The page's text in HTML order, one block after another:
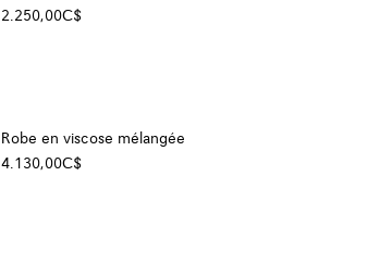
2.250,00C$
Robe en viscose mélangée
4.130,00C$